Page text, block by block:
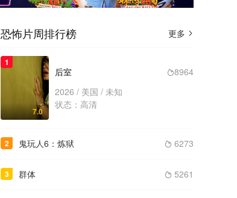
更多 
恐怖片周排行榜
1
7.0
8964
后室
2026 / 美国 / 未知
状态：高清
2  6273
鬼玩人6：炼狱
3  5261
群体